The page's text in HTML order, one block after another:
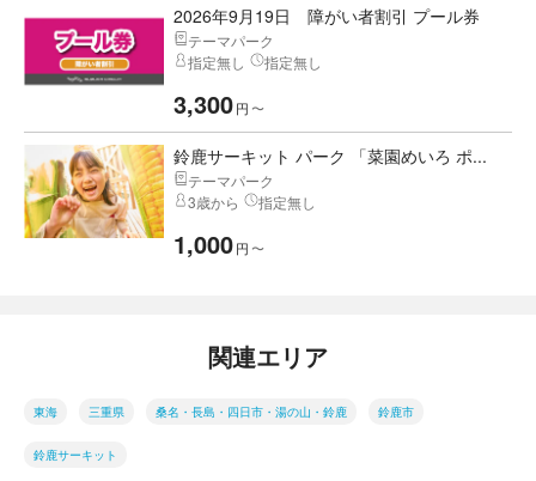
2026年9月19日 障がい者割引 プール券
テーマパーク
指定無し
指定無し
3,300円 〜
鈴鹿サーキット パーク 「菜園めいろ ポ...
テーマパーク
3歳から
指定無し
1,000円 〜
関連エリア
東海 三重県 桑名・長島・四日市・湯の山・鈴鹿 鈴鹿市
鈴鹿サーキット